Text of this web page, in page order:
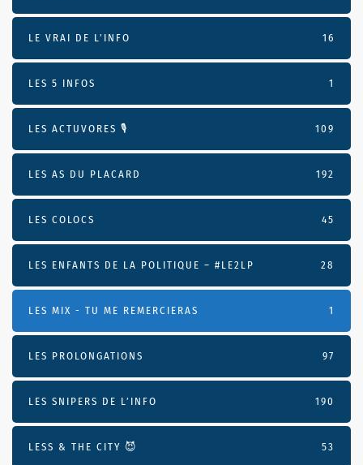
LE VRAI DE L’INFO 16
LES 5 INFOS 1
LES ACTUVORES 🎙 109
LES AS DU PLACARD 192
LES COLOCS 45
LES ENFANTS DE LA POLITIQUE – #LE2LP 28
LES MIX - TU ME REMERCIERAS 1
LES PROLONGATIONS 97
LES SNIPERS DE L’INFO 190
LESS & THE CITY 😈 53